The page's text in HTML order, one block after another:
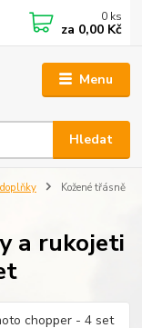
Menu
Hledat
0 ks
za 0,00 Kč
Kožené třásně
a rukojeti